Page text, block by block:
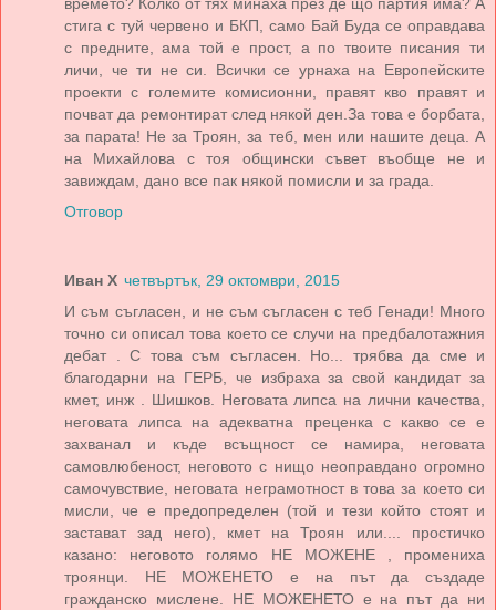
стига с туй червено и БКП, само Бай Буда се оправдава
с предните, ама той е прост, а по твоите писания ти
личи, че ти не си. Всички се урнаха на Европейските
проекти с големите комисионни, правят кво правят и
почват да ремонтират след някой ден.За това е борбата,
за парата! Не за Троян, за теб, мен или нашите деца. А
на Михайлова с тоя общински съвет въобще не и
завиждам, дано все пак някой помисли и за града.
Отговор
Иван Х четвъртък, 29 октомври, 2015
И съм съгласен, и не съм съгласен с теб Генади! Много
точно си описал това което се случи на предбалотажния
дебат . С това съм съгласен. Но... трябва да сме и
благодарни на ГЕРБ, че избраха за свой кандидат за
кмет, инж . Шишков. Неговата липса на лични качества,
неговата липса на адекватна преценка с какво се е
захванал и къде всъщност се намира, неговата
самовлюбеност, неговото с нищо неоправдано огромно
самочувствие, неговата неграмотност в това за което си
мисли, че е предопределен (той и тези който стоят и
застават зад него), кмет на Троян или.... простичко
казано: неговото голямо НЕ МОЖЕНЕ , промениха
троянци. НЕ МОЖЕНЕТО е на път да създаде
гражданско мислене. НЕ МОЖЕНЕТО е на път да ни